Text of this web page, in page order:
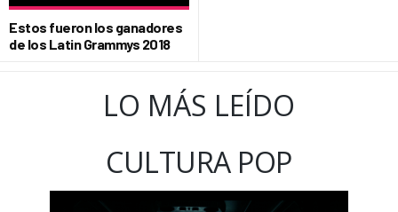
CULTURIZANDO.COM
Estos fueron los ganadores
de los Latin Grammys 2018
LO MÁS LEÍDO
CULTURA POP